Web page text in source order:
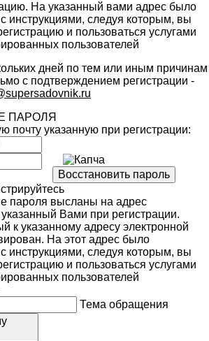
На указанный вами адрес было
инструкциями, следуя которым, вы
и пользоваться услугами
пользователей
дней по тем или иным причинам
с подтверждением регистрации -
ПАРОЛЯ
почту указанную при регистрации:
пароля высланы на адрес
Вами при регистрации.
к указанному адресу электронной
На этот адрес было
инструкциями, следуя которым, вы
и пользоваться услугами
пользователей
Тема обращения